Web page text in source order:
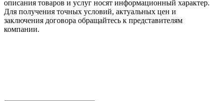
описания товаров и услуг носят информационный характер.
Для получения точных условий, актуальных цен и
заключения договора обращайтесь к представителям
компании.